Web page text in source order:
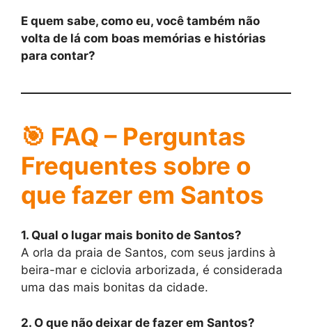
E quem sabe, como eu, você também não
volta de lá com boas memórias e histórias
para contar?
🎯 FAQ – Perguntas
Frequentes sobre o
que fazer em Santos
1. Qual o lugar mais bonito de Santos?
A orla da praia de Santos, com seus jardins à
beira-mar e ciclovia arborizada, é considerada
uma das mais bonitas da cidade.
2. O que não deixar de fazer em Santos?